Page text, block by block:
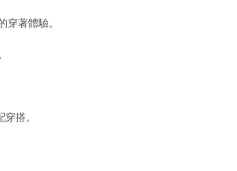
著體驗。
搭。